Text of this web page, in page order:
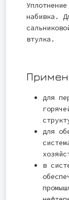
набивка.
втулка.
для
для
в